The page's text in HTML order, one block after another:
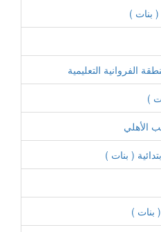
بنات )
الفروانية التعليمية
)
الأهلي
( بنات )
بنات )